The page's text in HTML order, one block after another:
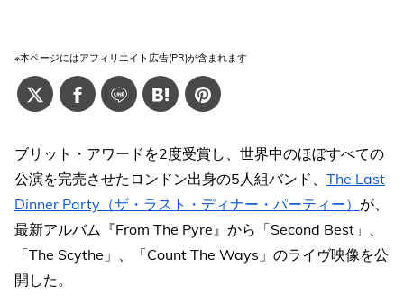
※本ページにはアフィリエイト広告(PR)が含まれます
ブリット・アワードを2度受賞し、世界中のほぼすべての
公演を完売させたロンドン出身の5人組バンド、 The Last
Dinner Party（ザ・ラスト・ディナー・パーティー） が、
最新アルバム『From The Pyre』から「Second Best」、
「The Scythe」、「Count The Ways」のライヴ映像を公
開した。